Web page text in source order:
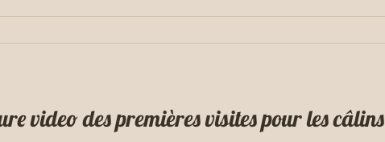
video des premières visites pour les câlins